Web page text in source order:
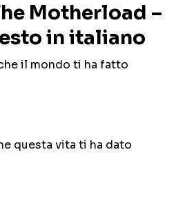
Motherload –
in italiano
il mondo ti ha fatto
questa vita ti ha dato